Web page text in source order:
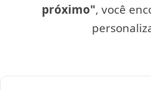
próximo", você